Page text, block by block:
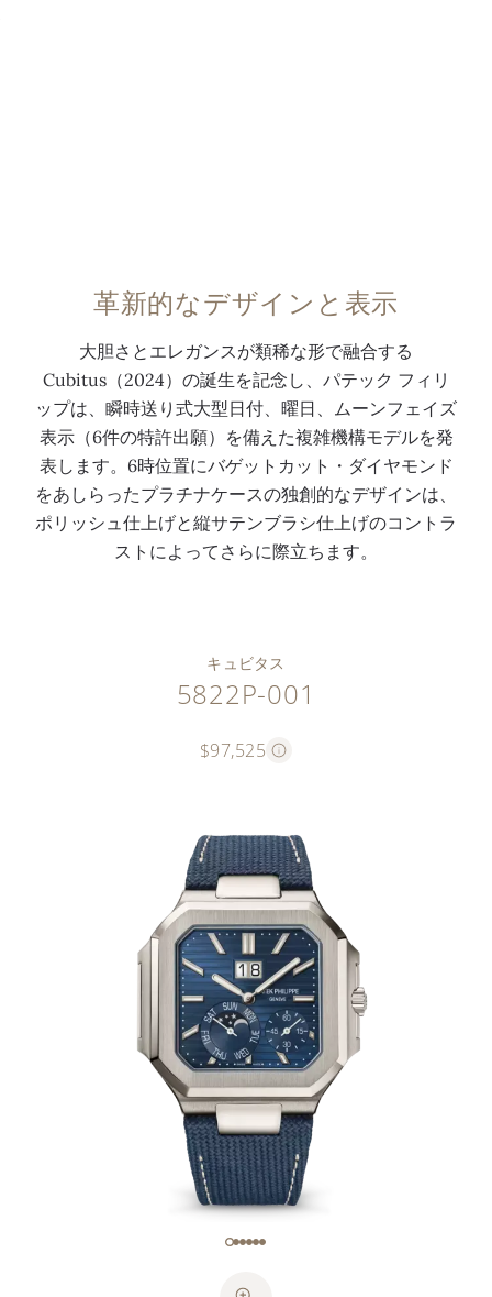
革新的なデザインと表示
大胆さとエレガンスが類稀な形で融合する
Cubitus（2024）の誕生を記念し、パテック フィリ
ップは、瞬時送り式大型日付、曜日、ムーンフェイズ
表示（6件の特許出願）を備えた複雑機構モデルを発
表します。6時位置にバゲットカット・ダイヤモンド
をあしらったプラチナケースの独創的なデザインは、
ポリッシュ仕上げと縦サテンブラシ仕上げのコントラ
ストによってさらに際立ちます。
キュビタス
5822P-001
$97,525